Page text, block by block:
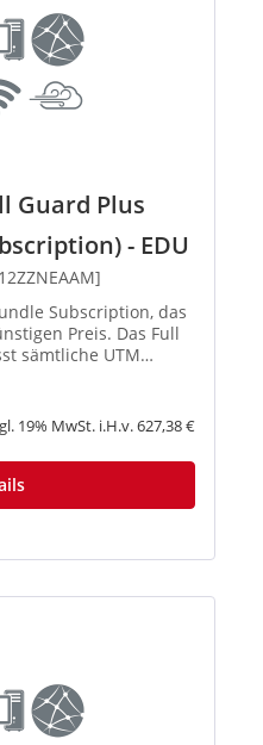
Guard Plus
- EDU
Subscription, das
Preis. Das Full
sämtliche UTM
Network
Webserver Protection
19% MwSt. i.H.v. 627,38 €